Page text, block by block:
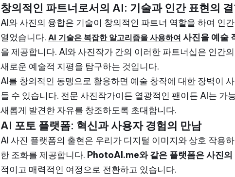
창의적인 파트너로서의 AI: 기술과 인간 표현의
AI와 사진의 융합은 기술이 창의적인 파트너 역할을 하여 인
열었습니다. AI 기술은 복잡한 알고리즘을 사용하여 사진을 예술
을 제공합니다. AI와 사진작가 간의 이러한 파트너십은 인간
새로운 예술적 지평을 탐구하는 것입니다.
AI를 창의적인 동맹으로 활용하면 예술 창작에 대한 장벽이
들 수 있습니다. 전문 사진작가이든 열광적인 팬이든 AI는 가
새롭게 발견한 자유를 창조하도록 초대합니다.
AI 포토 플랫폼: 혁신과 사용자 경험의 만남
AI 사진 플랫폼의 출현은 우리가 디지털 이미지와 상호 작용
한 조화를 제공합니다. PhotoAI.me와 같은 플랫폼은 사진의
적이고 매력적인 여정으로 전환하고 있습니다.